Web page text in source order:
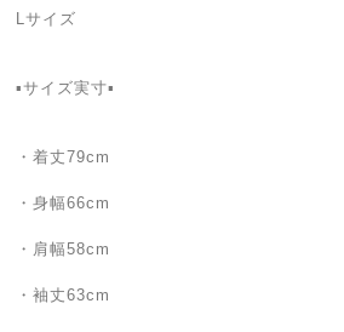
Lサイズ
▪️サイズ実寸▪️
・着丈79cm
・身幅66cm
・肩幅58cm
・袖丈63cm